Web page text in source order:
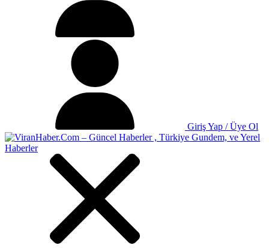
Giriş Yap / Üye Ol